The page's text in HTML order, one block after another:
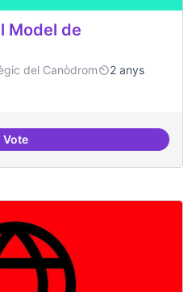
Model de
del Canòdrom
2 anys
VoteRevisió interna del Model de